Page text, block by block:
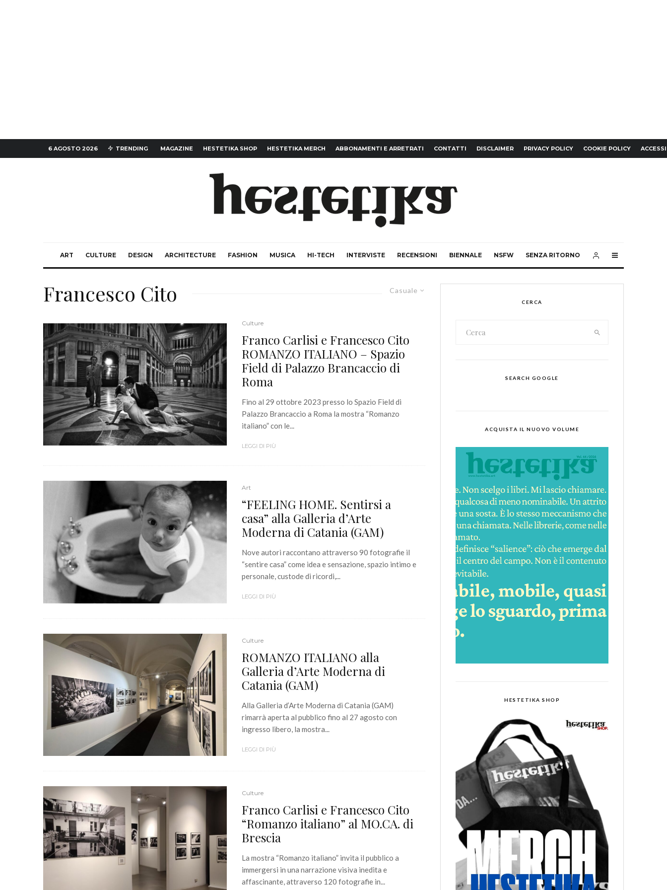
6 AGOSTO 2026 TRENDING MAGAZINE HESTETIKA SHOP HESTETIKA MERCH ABBONAMENTI E ARRETRATI CONTATTI DISCLAIMER PRIVACY POLICY COOKIE POLICY
ART CULTURE DESIGN ARCHITECTURE FASHION MUSICA HI-TECH INTERVISTE RECENSIONI BIENNALE NSFW SENZA RITORNO
Casuale
Francesco Cito
Culture
Franco Carlisi e Francesco Cito
ROMANZO ITALIANO – Spazio
Field di Palazzo Brancaccio di
Roma
Fino al 29 ottobre 2023 presso lo Spazio Field di
Palazzo Brancaccio a Roma la mostra “Romanzo
italiano” con le...
LEGGI DI PIÙ
Art
“FEELING HOME. Sentirsi a
casa” alla Galleria d’Arte
Moderna di Catania (GAM)
Nove autori raccontano attraverso 90 fotografie il
“sentire casa” come idea e sensazione, spazio intimo e
personale, custode di ricordi,...
LEGGI DI PIÙ
Culture
ROMANZO ITALIANO alla
Galleria d’Arte Moderna di
Catania (GAM)
Alla Galleria d’Arte Moderna di Catania (GAM)
rimarrà aperta al pubblico fino al 27 agosto con
ingresso libero, la mostra...
LEGGI DI PIÙ
Culture
Franco Carlisi e Francesco Cito
“Romanzo italiano” al MO.CA. di
Brescia
La mostra “Romanzo italiano” invita il pubblico a
immergersi in una narrazione visiva inedita e
affascinante, attraverso 120 fotografie in...
CERCA
SEARCH GOOGLE
ACQUISTA IL NUOVO VOLUME
HESTETIKA SHOP